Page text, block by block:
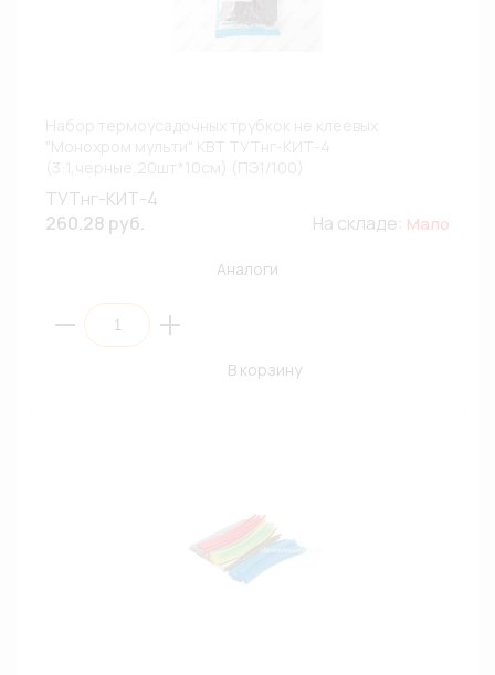
ТУТнг-КИТ-4
260.28 руб.
На складе: Мало
Аналоги
В корзину